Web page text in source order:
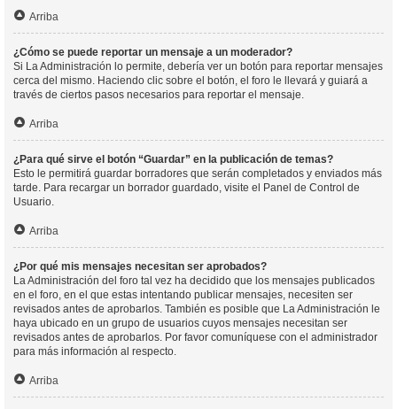
Arriba
¿Cómo se puede reportar un mensaje a un moderador?
Si La Administración lo permite, debería ver un botón para reportar mensajes
cerca del mismo. Haciendo clic sobre el botón, el foro le llevará y guiará a
través de ciertos pasos necesarios para reportar el mensaje.
Arriba
¿Para qué sirve el botón “Guardar” en la publicación de temas?
Esto le permitirá guardar borradores que serán completados y enviados más
tarde. Para recargar un borrador guardado, visite el Panel de Control de
Usuario.
Arriba
¿Por qué mis mensajes necesitan ser aprobados?
La Administración del foro tal vez ha decidido que los mensajes publicados
en el foro, en el que estas intentando publicar mensajes, necesiten ser
revisados antes de aprobarlos. También es posible que La Administración le
haya ubicado en un grupo de usuarios cuyos mensajes necesitan ser
revisados antes de aprobarlos. Por favor comuníquese con el administrador
para más información al respecto.
Arriba